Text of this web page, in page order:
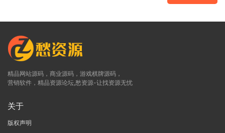
精品网站源码，商业源码，游戏棋牌源码，
营销软件，精品资源论坛,愁资源-让找资源无忧
关于
版权声明